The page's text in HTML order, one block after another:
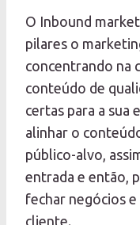
O Inbound
pilares o
concentrando na
conteúdo de
certas para a sua
alinhar o
público-alvo,
entrada e então,
fechar negócios
cliente.